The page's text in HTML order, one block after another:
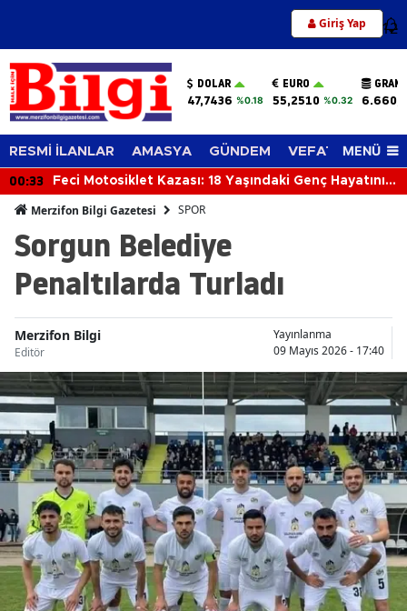
Giriş Yap 12
DOLAR
47,7436 %0.18
EURO
55,2510 %0.32
RESMİ İLANLAR AMASYA GÜNDEM VEFAT EDENLER
MENÜ
00:33
Feci Motosiklet Kazası: 18 Yaşındaki Genç Hayatını
Merzifon Bilgi Gazetesi SPOR
Sorgun Belediye
Penaltılarda Turladı
Merzifon Bilgi
Editör
Yayınlanma
09 Mayıs 2026 - 17:40